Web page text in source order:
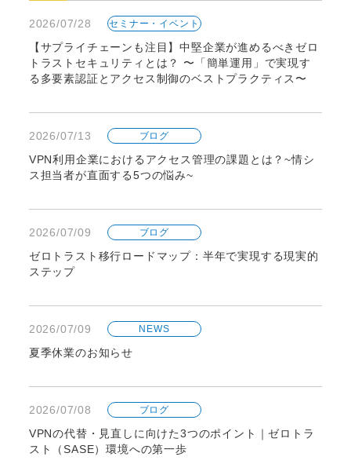
2026/07/28 セミナー・イベント
【サプライチェーンも注目】中堅企業が進めるべきゼロ
トラストセキュリティとは？ 〜「簡単運用」で実現す
る多要素認証とアクセス制御のベストプラクティス〜
2026/07/13 ブログ
VPN利用企業におけるアクセス管理の課題とは？~情シ
ス担当者が直面する5つの悩み~
2026/07/09 ブログ
ゼロトラスト移行ロードマップ：半年で実現する現実的
ステップ
2026/07/09 NEWS
夏季休業のお知らせ
2026/07/08 ブログ
VPNの代替・見直しに向けた3つのポイント｜ゼロトラ
スト（SASE）環境への第一歩